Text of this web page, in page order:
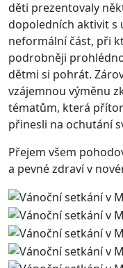
děti prezentovaly
dopoledních aktivit s
neformální část, při
podrobněji
dětmi si pohrát.
vzájemnou výměnu
tématům, která
přinesli na ochutání
Přejem všem
a pevné zdraví v